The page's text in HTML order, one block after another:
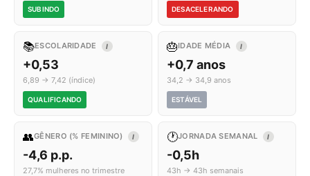
SUBINDO DESACELERANDO
📚ESCOLARIDADE I
+0,53
6,89 → 7,42 (índice)
QUALIFICANDO
🎂IDADE MÉDIA I
+0,7 anos
34,2 → 34,9 anos
ESTÁVEL
👥GÊNERO (% FEMININO) I
-4,6 p.p.
27,7% mulheres no trimestre
🕐JORNADA SEMANAL I
-0,5h
43h → 43h semanais